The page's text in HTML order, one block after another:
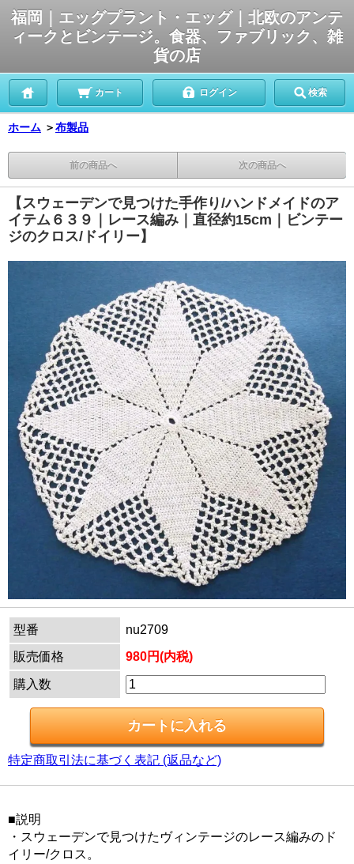
福岡｜エッグプラント・エッグ｜北欧のアンテ
ィークとビンテージ。食器、ファブリック、雑
貨の店
カート ログイン 検索
ホーム ＞布製品
前の商品へ 次の商品へ
【スウェーデンで見つけた手作り/ハンドメイドのア
イテム６３９｜レース編み｜直径約15cm｜ビンテー
ジのクロス/ドイリー】
型番
nu2709
販売価格
980円(内税)
購入数
特定商取引法に基づく表記 (返品など)
■説明
・スウェーデンで見つけたヴィンテージのレース編みのド
イリー/クロス。